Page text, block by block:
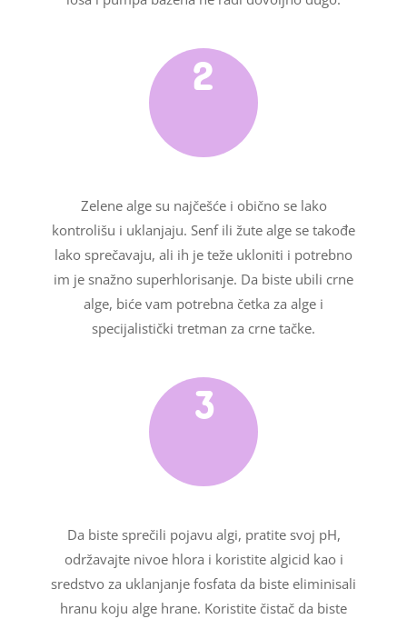
2
Zelene alge su najčešće i obično se lako
kontrolišu i uklanjaju. Senf ili žute alge se takođe
lako sprečavaju, ali ih je teže ukloniti i potrebno
im je snažno superhlorisanje. Da biste ubili crne
alge, biće vam potrebna četka za alge i
specijalistički tretman za crne tačke.
3
Da biste sprečili pojavu algi, pratite svoj pH,
održavajte nivoe hlora i koristite algicid kao i
sredstvo za uklanjanje fosfata da biste eliminisali
hranu koju alge hrane. Koristite čistač da biste